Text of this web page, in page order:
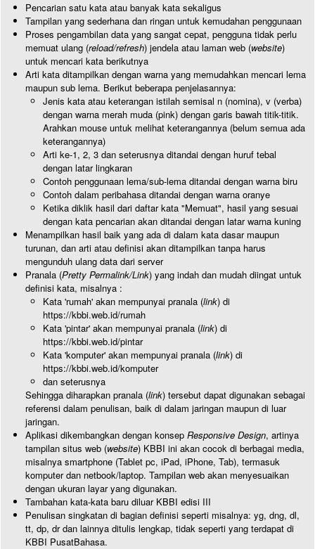
Pencarian satu kata atau banyak kata sekaligus
Tampilan yang sederhana dan ringan untuk kemudahan penggunaan
Proses pengambilan data yang sangat cepat, pengguna tidak perlu
memuat ulang (reload/refresh) jendela atau laman web (website)
untuk mencari kata berikutnya
Arti kata ditampilkan dengan warna yang memudahkan mencari lema
maupun sub lema. Berikut beberapa penjelasannya:
Jenis kata atau keterangan istilah semisal n (nomina), v (verba)
dengan warna merah muda (pink) dengan garis bawah titik-titik.
Arahkan mouse untuk melihat keterangannya (belum semua ada
keterangannya)
Arti ke-1, 2, 3 dan seterusnya ditandai dengan huruf tebal
dengan latar lingkaran
Contoh penggunaan lema/sub-lema ditandai dengan warna biru
Contoh dalam peribahasa ditandai dengan warna oranye
Ketika diklik hasil dari daftar kata "Memuat", hasil yang sesuai
dengan kata pencarian akan ditandai dengan latar warna kuning
Menampilkan hasil baik yang ada di dalam kata dasar maupun
turunan, dan arti atau definisi akan ditampilkan tanpa harus
mengunduh ulang data dari server
Pranala (Pretty Permalink/Link) yang indah dan mudah diingat untuk
definisi kata, misalnya :
Kata 'rumah' akan mempunyai pranala (link) di
https://kbbi.web.id/rumah
Kata 'pintar' akan mempunyai pranala (link) di
https://kbbi.web.id/pintar
Kata 'komputer' akan mempunyai pranala (link) di
https://kbbi.web.id/komputer
dan seterusnya
Sehingga diharapkan pranala (link) tersebut dapat digunakan sebagai
referensi dalam penulisan, baik di dalam jaringan maupun di luar
jaringan.
Aplikasi dikembangkan dengan konsep Responsive Design, artinya
tampilan situs web (website) KBBI ini akan cocok di berbagai media,
misalnya smartphone (Tablet pc, iPad, iPhone, Tab), termasuk
komputer dan netbook/laptop. Tampilan web akan menyesuaikan
dengan ukuran layar yang digunakan.
Tambahan kata-kata baru diluar KBBI edisi III
Penulisan singkatan di bagian definisi seperti misalnya: yg, dng, dl,
tt, dp, dr dan lainnya ditulis lengkap, tidak seperti yang terdapat di
KBBI PusatBahasa.